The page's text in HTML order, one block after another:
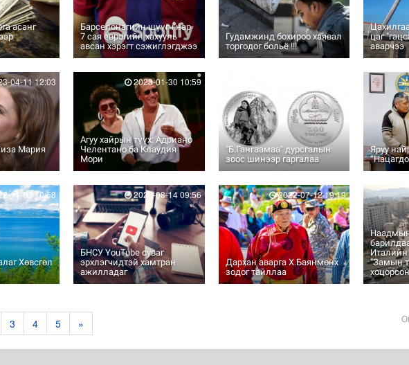
асанг
Барселонагийн шүүгч нар
7 сая еврогийн хахууль
авсан хэрэгт сэжиглэгджээ
Гудамжинд бохироо хаявал
торгодог больё !!!
цаг
аварчээ
Мария
04-11 12:03
Агуу хайрын түүх: Адриано
Челентано ба Клаудия
Мори
2023-01-30 10:59
"Б.Гангаамаа" дурсгалын
зоос шинээр гаргалаа
Яруу
Хөвсгөл
11-03 10:58
БНСУ YouTube суваг
эрхлэгчидтэй хамтран
ажилладаг
2022-08-14 09:56
Дархан аварга Х.Баянмөнх
зодог тайллаа
2022-07-12 19:19
Италийн
"Замын
3 4 5 »